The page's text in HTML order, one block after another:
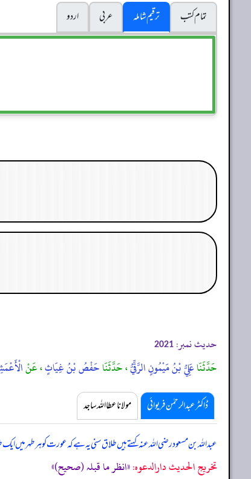
تمام کتب
ترقیم شاملہ عربی
اردو
حدیث نمبر: 2021
حَدَّثَنَاعَلِيُّ بْنُ مَيْمُونٍ الرَّقِّيُّ، حَدَّثَنَاحَفْصُ بْنُ غِيَاثٍ، عَنْ
ڈاکٹر عبدالرحمٰن فریوائی مولانا عطا اللہ ساجد
عبداللہ بن مسعود رضی اللہ عنہ کہتے ہیںطلاق سنی یہ ہے کہ عورت کو ہر طہر میں
تخریج الحدیث دارالدعوہ:«‏‏‏‏انظر ما قبلہ (صحیح)»